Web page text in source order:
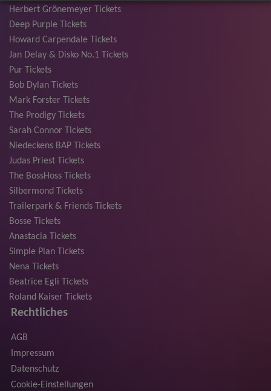
Herbert Grönemeyer Tickets
Deep Purple Tickets
Howard Carpendale Tickets
Jan Delay & Disko No.1 Tickets
Pur Tickets
Bob Dylan Tickets
Mark Forster Tickets
The Prodigy Tickets
Sarah Connor Tickets
Niedeckens BAP Tickets
Judas Priest Tickets
The BossHoss Tickets
Silbermond Tickets
Trailerpark & Friends Tickets
Bosse Tickets
Anastacia Tickets
Simple Plan Tickets
Nena Tickets
Beatrice Egli Tickets
Roland Kaiser Tickets
Rechtliches
AGB
Impressum
Datenschutz
Cookie-Einstellungen